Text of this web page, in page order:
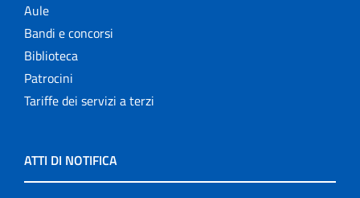
Aule
Bandi e concorsi
Biblioteca
Patrocini
Tariffe dei servizi a terzi
ATTI DI NOTIFICA